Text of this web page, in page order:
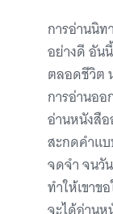
การอ่านนิท
อย่างดี อัน
ตลอดชีวิต
การอ่านออ
อ่านหนังสือ
สะกดคำแบ
จดจำ จนวั
ทำให้เขาข